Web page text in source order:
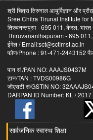
श्री चित्रा तिरुनाल आयुर्विज्ञान और
Sree Chitra Tirunal Institute for
तिरुवनन्तपुरम - 695 011, केरल, भारत .
Thiruvananthapuram - 695
ईमेल / Email:sct@sctimst.ac.in
फोण/Phone : 91-471-2443152
पान सं /PAN NO: AAAJS0437M
टान/TAN : TVDS00986G
जीएसटी सं/GSTIN NO:
DARPAN ID Number: KL /
सार्वजनिक स्वास्थ शिक्षा